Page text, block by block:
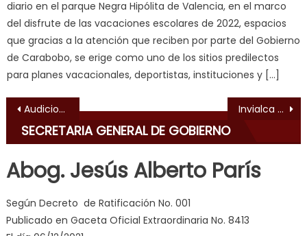
milf,
videos
de
pono
doido,
angel
emily
learns
about
joys
anal
sex,
diario en el parque Negra Hipólita de Valencia, en el marco
del disfrute de las vacaciones escolares de 2022, espacios
que gracias a la atención que reciben por parte del Gobierno
de Carabobo, se erige como uno de los sitios predilectos
para planes vacacionales, deportistas, instituciones y […]
Navegación de entradas
Audiciones municipales para “Talento de Corazón Juvenil” serán el 1ero de Marzo Invialca brindó 650 servicios viales durante asueto de Carnaval 2020
SECRETARIA GENERAL DE GOBIERNO
Abog. Jesús Alberto París
Según Decreto de Ratificación No. 001
Publicado en Gaceta Oficial Extraordinaria No. 8413